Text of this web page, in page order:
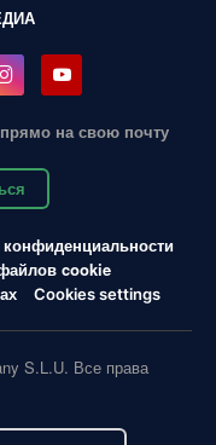
на свою почту
cookie
Cookies settings
S.L.U. Все права